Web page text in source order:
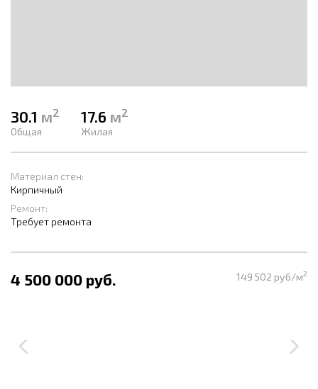
30.1 м2
Общая
17.6 м2
Жилая
Материал стен:
Кирпичный
Ремонт:
Требует ремонта
4 500 000 руб. 149 502 руб/м2